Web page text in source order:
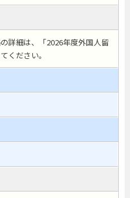
詳細は、「2026年度外国人留
ください。